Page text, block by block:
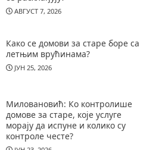
АВГУСТ 7, 2026
Како се домови за старе боре са
летњим врућинама?
ЈУН 25, 2026
Миловановић: Ко контролише
домове за старе, које услуге
морају да испуне и колико су
контроле честе?